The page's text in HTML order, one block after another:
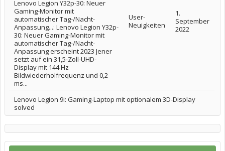
Lenovo Legion Y32p-30: Neuer
Gaming-Monitor mit
automatischer Tag-/Nacht-
Anpassung...: Lenovo Legion Y32p-
30: Neuer Gaming-Monitor mit
automatischer Tag-/Nacht-
Anpassung erscheint 2023 Jener
setzt auf ein 31,5-Zoll-UHD-
Display mit 144 Hz
Bildwiederholfrequenz und 0,2
ms...
User-
Neuigkeiten
1.
September
2022
Lenovo Legion 9i: Gaming-Laptop mit optionalem 3D-Display
solved